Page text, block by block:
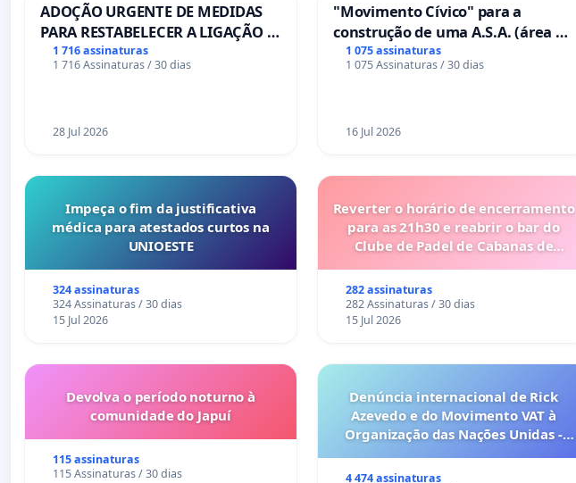
ADOÇÃO URGENTE DE MEDIDAS
PARA RESTABELECER A LIGAÇÃO -
PONTE RS-129
1 716 assinaturas
1 716 Assinaturas / 30 dias
28 Jul 2026
"Movimento Cívico" para a
construção de uma A.S.A. (área de
serviços para autocaravanas) em
Coimbra
1 075 assinaturas
1 075 Assinaturas / 30 dias
16 Jul 2026
Impeça o fim da justificativa
médica para atestados curtos na
UNIOESTE
324 assinaturas
324 Assinaturas / 30 dias
15 Jul 2026
Reverter o horário de encerramento
para as 21h30 e reabrir o bar do
Clube de Padel de Cabanas de
282 assinaturas
282 Assinaturas / 30 dias
15 Jul 2026
Devolva o período noturno à
comunidade do Japuí
115 assinaturas
115 Assinaturas / 30 dias
Denúncia internacional de Rick
Azevedo e do Movimento VAT à
Organização das Nações Unidas -
6x1 enquanto o lobby empresarial
4 474 assinaturas